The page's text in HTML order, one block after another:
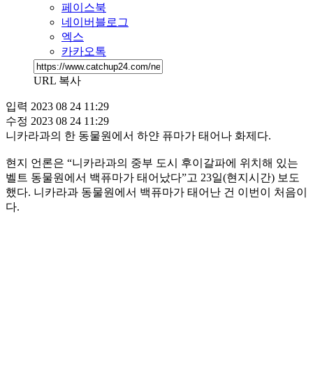
페이스북
네이버블로그
엑스
카카오톡
URL 복사
입력 2023 08 24 11:29
수정 2023 08 24 11:29
니카라과의 한 동물원에서 하얀 퓨마가 태어나 화제다.
현지 언론은 “니카라과의 중부 도시 후이갈파에 위치해 있는
벨트 동물원에서 백퓨마가 태어났다”고 23일(현지시간) 보도
했다. 니카라과 동물원에서 백퓨마가 태어난 건 이번이 처음이
다.